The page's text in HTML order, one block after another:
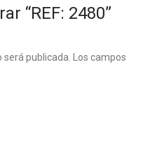
“REF: 2480”
publicada.
Los campos